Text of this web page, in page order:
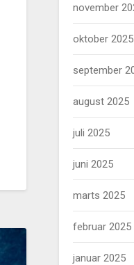
november
oktober 2025
september
august 2025
juli 2025
juni 2025
marts 2025
februar 2025
januar 2025